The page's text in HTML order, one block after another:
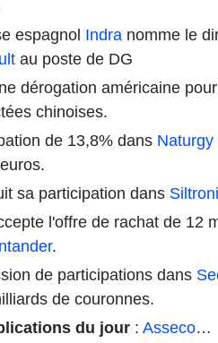
espagnol Indranomme le
au poste de DG
dérogation américaine
chinoises.
de 13,8% dans Naturgy
sa participation dans
l'offre de rachat de 12
.
de participations dans
de couronnes.
du jour: Asseco…